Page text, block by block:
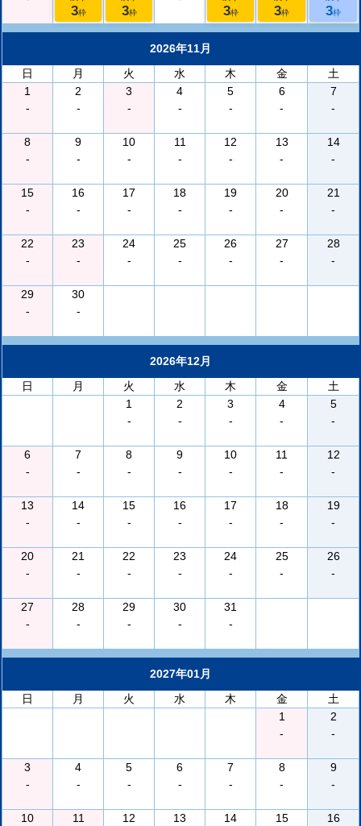
3枠 3枠 3枠 3枠 3枠
2026年11月
日
月 火 水 木 金
土
1
-
2
-
3
-
4
-
5
-
6
-
7
-
8
-
9
-
10
-
11
-
12
-
13
-
14
-
15
-
16
-
17
-
18
-
19
-
20
-
21
-
22
-
23
-
24
-
25
-
26
-
27
-
28
-
29
-
30
-
2026年12月
日
月 火 水 木 金
土
1
-
2
-
3
-
4
-
5
-
6
-
7
-
8
-
9
-
10
-
11
-
12
-
13
-
14
-
15
-
16
-
17
-
18
-
19
-
20
-
21
-
22
-
23
-
24
-
25
-
26
-
27
-
28
-
29
-
30
-
31
-
2027年01月
日
月 火 水 木 金
土
1
-
2
-
3
-
4
-
5
-
6
-
7
-
8
-
9
-
10
11
12
13
14
15
16